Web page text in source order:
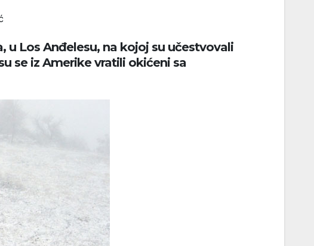
Los Anđelesu, na kojoj su učestvovali
se iz Amerike vratili okićeni sa